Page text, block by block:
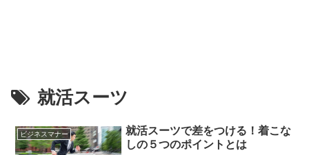
就活スーツ
ビジネスマナー
就活スーツで差をつける！着こな
しの５つのポイントとは